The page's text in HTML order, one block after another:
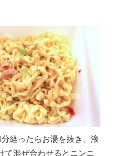
経ったらお湯を抜き、液
て混ぜ合わせるとニンニ